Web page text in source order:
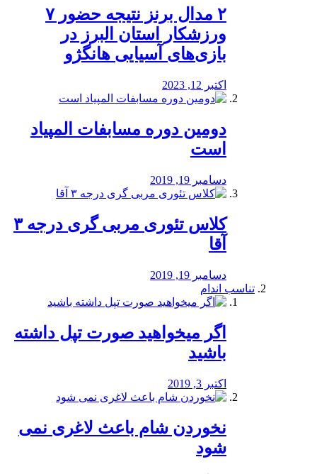
۲ مدال برنز نتیجه حضور ۷
ورزشکار استان البرز در
بازی‌های آسیایی هانگژو
اکتبر 12, 2023
دومین دوره مسابفات المپیاد
است
دسامبر 19, 2019
کلاس تئوری مربی گری درجه ۳
آقا
دسامبر 19, 2019
تناسب اندام
اگر میخواهید صورت تپل داشته
باشید
اکتبر 3, 2019
نخوردن شام باعث لاغری نمی
‌شود